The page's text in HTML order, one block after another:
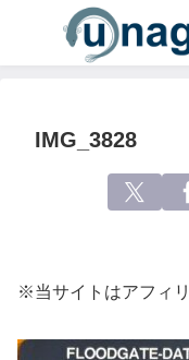
IMG_3828
※当サイトはアフィ